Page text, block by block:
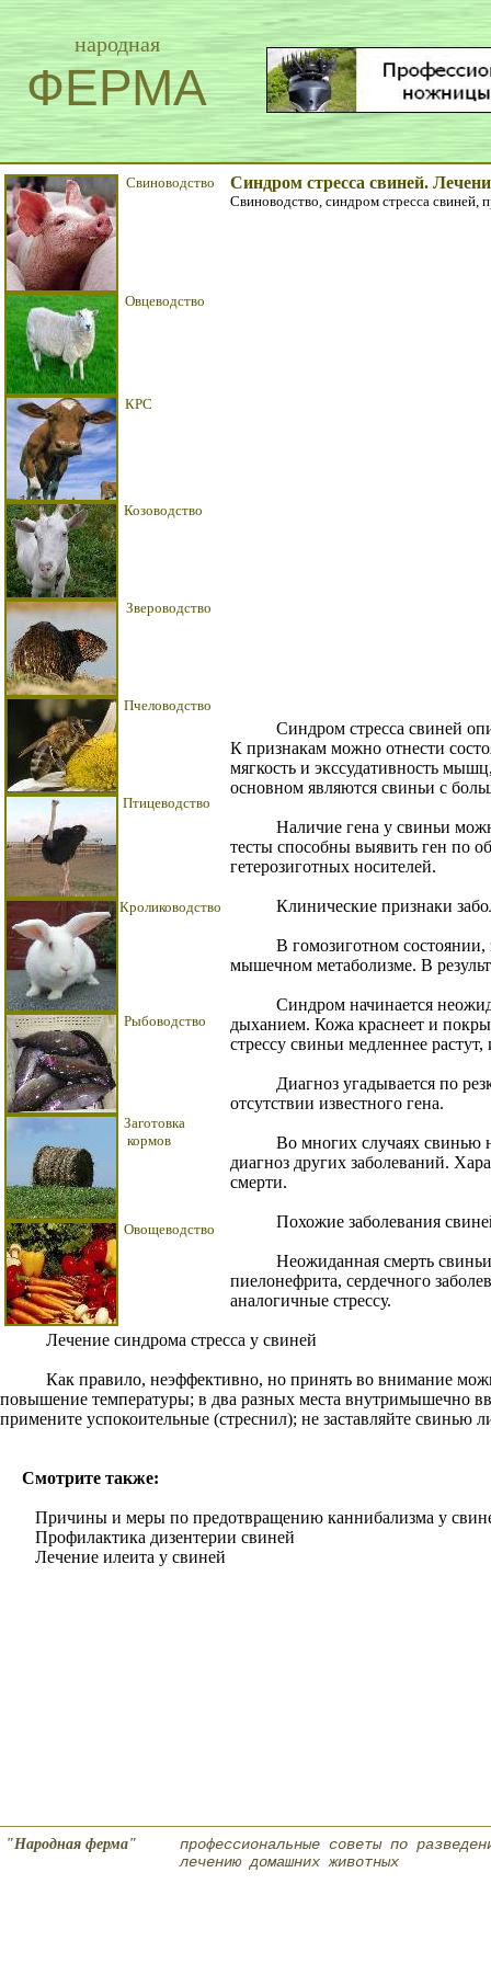
народная
ФЕРМА
Свиноводство
Овцеводство
КРС
Козоводство
Звероводство
Пчеловодство
Птицеводство
Кролиководство
Рыбоводство
Заготовка
кормов
Овощеводство
Синдром стресса свиней.
Свиноводство, синдром стресса свиней,
Синдром стресса свиней
К признакам можно отнести
мягкость и экссудативность
основном являются свиньи с
Наличие гена у свиньи можно
тесты способны выявить ген по
гетерозиготных носителей.
Клинические признаки
В гомозиготном состоянии,
мышечном метаболизме. В
Синдром начинается
дыханием. Кожа краснеет и
стрессу свиньи медленнее
Диагноз угадывается по
отсутствии известного гена.
Во многих случаях свинью
диагноз других заболеваний.
смерти.
Похожие заболевания
Неожиданная смерть свиньи
пиелонефрита, сердечного
аналогичные стрессу.
Лечение синдрома стресса у свиней
Как правило, неэффективно, но принять во внимание
повышение температуры; в два разных места внутримышечно
примените успокоительные (стреснил); не заставляйте
Смотрите также:
Причины и меры по предотвращению каннибализма у
Профилактика дизентерии свиней
Лечение илеита у свиней
"Народная ферма"
профессиональные советы по
лечению домашних животных